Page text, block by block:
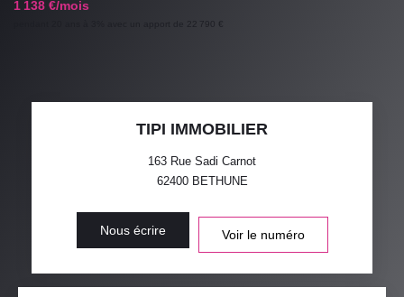
Qui Sommes-Nous
1 138 €/mois
pendant 20 ans à 3% avec un apport de 22 790 €
TIPI IMMOBILIER
163 Rue Sadi Carnot
62400 BETHUNE
Nous écrire Voir le numéro